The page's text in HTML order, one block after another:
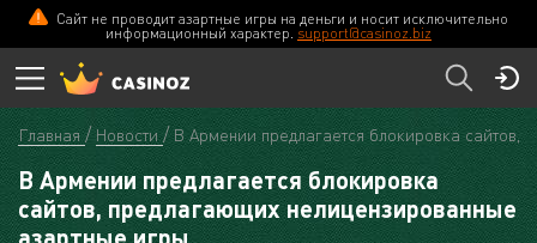
Сайт не проводит азартные игры на деньги и носит исключительно
информационный характер. support@casinoz.biz
Главная Новости В Армении предлагается блокировка сайтов,
В Армении предлагается блокировка
сайтов, предлагающих нелицензированные
азартные игры